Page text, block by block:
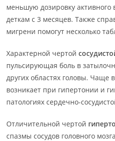
меньшую дозировку
деткам с 3 месяцев. Также
мигрени помогут несколько
Характерной чертой
пульсирующая боль в
других областях головы. Чаще
возникает при гипертонии и
патологиях сердечно-
Отличительной чертой
спазмы сосудов головного